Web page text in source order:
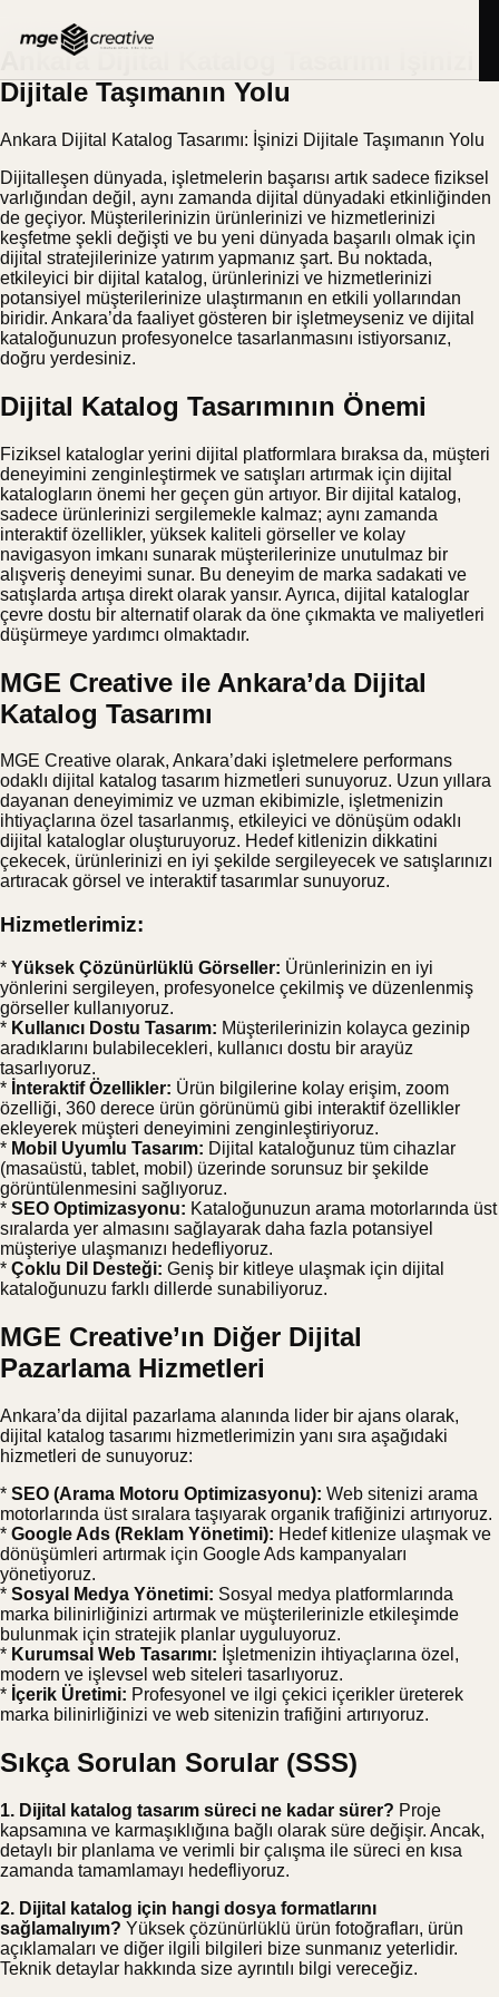
Ankara Dijital Katalog Tasarımı İşinizi
Dijitale Taşımanın Yolu
Ankara Dijital Katalog Tasarımı: İşinizi Dijitale Taşımanın Yolu
Dijitalleşen dünyada, işletmelerin başarısı artık sadece fiziksel
varlığından değil, aynı zamanda dijital dünyadaki etkinliğinden
de geçiyor. Müşterilerinizin ürünlerinizi ve hizmetlerinizi
keşfetme şekli değişti ve bu yeni dünyada başarılı olmak için
dijital stratejilerinize yatırım yapmanız şart. Bu noktada,
etkileyici bir dijital katalog, ürünlerinizi ve hizmetlerinizi
potansiyel müşterilerinize ulaştırmanın en etkili yollarından
biridir. Ankara’da faaliyet gösteren bir işletmeyseniz ve dijital
kataloğunuzun profesyonelce tasarlanmasını istiyorsanız,
doğru yerdesiniz.
Dijital Katalog Tasarımının Önemi
Fiziksel kataloglar yerini dijital platformlara bıraksa da, müşteri
deneyimini zenginleştirmek ve satışları artırmak için dijital
katalogların önemi her geçen gün artıyor. Bir dijital katalog,
sadece ürünlerinizi sergilemekle kalmaz; aynı zamanda
interaktif özellikler, yüksek kaliteli görseller ve kolay
navigasyon imkanı sunarak müşterilerinize unutulmaz bir
alışveriş deneyimi sunar. Bu deneyim de marka sadakati ve
satışlarda artışa direkt olarak yansır. Ayrıca, dijital kataloglar
çevre dostu bir alternatif olarak da öne çıkmakta ve maliyetleri
düşürmeye yardımcı olmaktadır.
MGE Creative ile Ankara’da Dijital
Katalog Tasarımı
MGE Creative olarak, Ankara’daki işletmelere performans
odaklı dijital katalog tasarım hizmetleri sunuyoruz. Uzun yıllara
dayanan deneyimimiz ve uzman ekibimizle, işletmenizin
ihtiyaçlarına özel tasarlanmış, etkileyici ve dönüşüm odaklı
dijital kataloglar oluşturuyoruz. Hedef kitlenizin dikkatini
çekecek, ürünlerinizi en iyi şekilde sergileyecek ve satışlarınızı
artıracak görsel ve interaktif tasarımlar sunuyoruz.
Hizmetlerimiz:
* Yüksek Çözünürlüklü Görseller: Ürünlerinizin en iyi
yönlerini sergileyen, profesyonelce çekilmiş ve düzenlenmiş
görseller kullanıyoruz.
* Kullanıcı Dostu Tasarım: Müşterilerinizin kolayca gezinip
aradıklarını bulabilecekleri, kullanıcı dostu bir arayüz
tasarlıyoruz.
* İnteraktif Özellikler: Ürün bilgilerine kolay erişim, zoom
özelliği, 360 derece ürün görünümü gibi interaktif özellikler
ekleyerek müşteri deneyimini zenginleştiriyoruz.
* Mobil Uyumlu Tasarım: Dijital kataloğunuz tüm cihazlar
(masaüstü, tablet, mobil) üzerinde sorunsuz bir şekilde
görüntülenmesini sağlıyoruz.
* SEO Optimizasyonu: Kataloğunuzun arama motorlarında üst
sıralarda yer almasını sağlayarak daha fazla potansiyel
müşteriye ulaşmanızı hedefliyoruz.
* Çoklu Dil Desteği: Geniş bir kitleye ulaşmak için dijital
kataloğunuzu farklı dillerde sunabiliyoruz.
MGE Creative’ın Diğer Dijital
Pazarlama Hizmetleri
Ankara’da dijital pazarlama alanında lider bir ajans olarak,
dijital katalog tasarımı hizmetlerimizin yanı sıra aşağıdaki
hizmetleri de sunuyoruz:
* SEO (Arama Motoru Optimizasyonu): Web sitenizi arama
motorlarında üst sıralara taşıyarak organik trafiğinizi artırıyoruz.
* Google Ads (Reklam Yönetimi): Hedef kitlenize ulaşmak ve
dönüşümleri artırmak için Google Ads kampanyaları
yönetiyoruz.
* Sosyal Medya Yönetimi: Sosyal medya platformlarında
marka bilinirliğinizi artırmak ve müşterilerinizle etkileşimde
bulunmak için stratejik planlar uyguluyoruz.
* Kurumsal Web Tasarımı: İşletmenizin ihtiyaçlarına özel,
modern ve işlevsel web siteleri tasarlıyoruz.
* İçerik Üretimi: Profesyonel ve ilgi çekici içerikler üreterek
marka bilinirliğinizi ve web sitenizin trafiğini artırıyoruz.
Sıkça Sorulan Sorular (SSS)
1. Dijital katalog tasarım süreci ne kadar sürer? Proje
kapsamına ve karmaşıklığına bağlı olarak süre değişir. Ancak,
detaylı bir planlama ve verimli bir çalışma ile süreci en kısa
zamanda tamamlamayı hedefliyoruz.
2. Dijital katalog için hangi dosya formatlarını
sağlamalıyım? Yüksek çözünürlüklü ürün fotoğrafları, ürün
açıklamaları ve diğer ilgili bilgileri bize sunmanız yeterlidir.
Teknik detaylar hakkında size ayrıntılı bilgi vereceğiz.